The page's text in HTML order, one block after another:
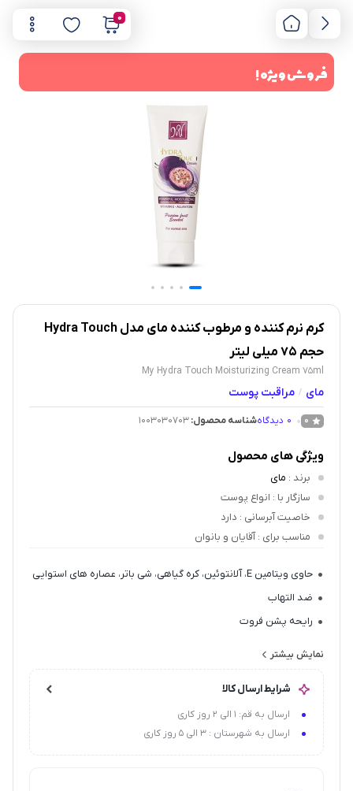
0
فروش ویژه !
کرم نرم کننده و مرطوب کننده مای مدل Hydra Touch
حجم 75 میلی لیتر
My Hydra Touch Moisturizing Cream 75ml
مای / مراقبت پوست
0
0 دیدگاهشناسه محصول:1003030703
ویژگی های محصول
برند : مای
سازگار با : انواع پوست
خاصیت آبرسانی : دارد
مناسب برای : آقایان و بانوان
حاوی ویتامین E، آلانتوئین، کره گیاهی، شی باتر، عصاره های استوایی
ضد التهاب
رایحه پشن فروت
آب رسان و مرطوب کننده قوی
مؤثر در بهبود خشکی و التهاب ناشی از اگزما وآفتاب سوختگی
افزایش نرمی و لطافت و انعطاف پذیری پوست
نمایش بیشتر
شرایط ارسال کالا
ارسال به قم: 1 الی 2 روز کاری
ارسال به شهرستان : 3 الی 5 روز کاری